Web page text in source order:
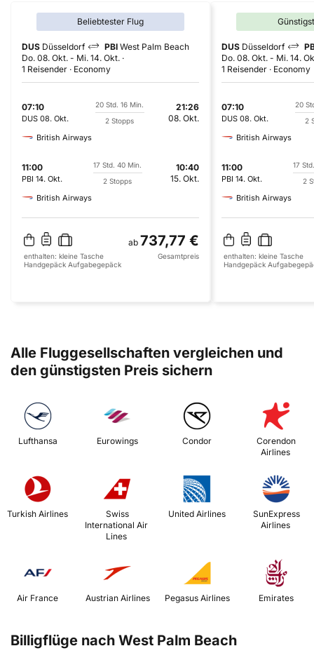
Beliebtester Flug
DUS Düsseldorf PBI West Palm Beach
Do. 08. Okt. - Mi. 14. Okt.
1 Reisender
Economy
07:10
DUS 08. Okt.
20 Std. 16 Min.
2 Stopps
21:26
08. Okt.
British Airways
11:00
PBI 14. Okt.
17 Std. 40 Min.
2 Stopps
10:40
15. Okt.
British Airways
ab 737,77 €
enthalten: kleine Tasche
Handgepäck Aufgabegepäck
Gesamtpreis
DUS Düsseldorf
Do. 08. Okt. - Mi. 14.
1 Reisender
Economy
07:10
DUS 08. Okt.
20
2
British Airways
11:00
PBI 14. Okt.
17
2
British Airways
enthalten: kleine Tasche
Handgepäck
Alle Fluggesellschaften vergleichen und
den günstigsten Preis sichern
Lufthansa Eurowings Condor
Corendon
Airlines
Turkish Airlines
International Air
Lines
United Airlines
Airlines
Air France Austrian Airlines Emirates
Billigflüge nach West Palm Beach